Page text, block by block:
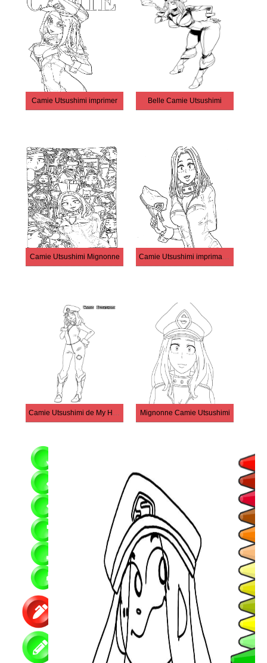
Camie Utsushimi imprimer Belle Camie Utsushimi
Camie Utsushimi Mignonne Camie Utsushimi imprimable
Camie Utsushimi de My Hero Academia Mignonne Camie Utsushimi